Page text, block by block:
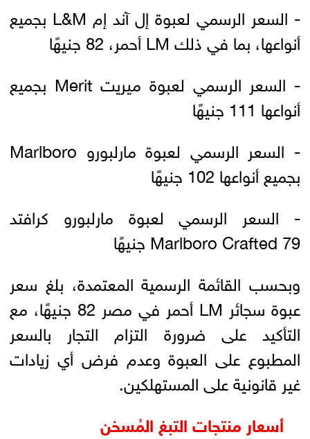
- السعر الرسمي لعبوة إل آند إم L&M بجميع
أنواعها، بما في ذلك LM أحمر، 82 جنيهًا
- السعر الرسمي لعبوة ميريت Merit بجميع
أنواعها 111 جنيهًا
- السعر الرسمي لعبوة مارلبورو Marlboro
بجميع أنواعها 102 جنيهًا
- السعر الرسمي لعبوة مارلبورو كرافتد
Marlboro Crafted 79 جنيهًا
وبحسب القائمة الرسمية المعتمدة، بلغ سعر
عبوة سجائر LM أحمر في مصر 82 جنيهًا، مع
التأكيد على ضرورة التزام التجار بالسعر
المطبوع على العبوة وعدم فرض أي زيادات
غير قانونية على المستهلكين.
أسعار منتجات التبغ المُسخن